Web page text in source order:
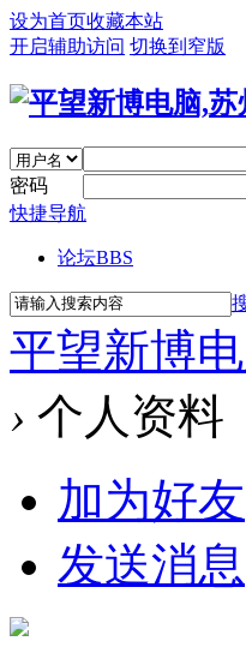
设为首页收藏本站
开启辅助访问 切换到窄版
密码
快捷导航
论坛BBS
平望新博
› 个人资料
加为好友
发送消息